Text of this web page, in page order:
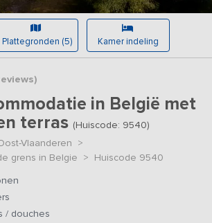
Plattegronden (5) Kamer indeling
)
in België met
terras (Huiscode: 9540)
Vlaanderen >
grens in Belgie > Huiscode 9540
/ douches